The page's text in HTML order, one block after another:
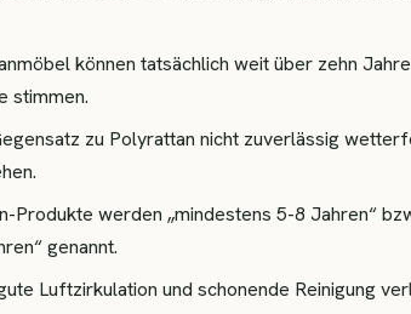
können tatsächlich weit über zehn
stimmen.
zu Polyrattan nicht zuverlässig
Produkte werden „mindestens 5-8 Jahren“
genannt.
Luftzirkulation und schonende Reinigung